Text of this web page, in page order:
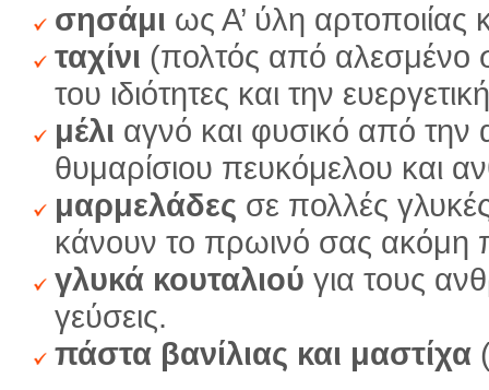
σησάμι ως Α’ ύλη αρτοποιίας
ταχίνι (πολτός από αλεσμένο
του ιδιότητες και την
μέλι αγνό και φυσικό από την
θυμαρίσιου πευκόμελου και
μαρμελάδες σε πολλές
κάνουν το πρωινό σας ακόμη
γλυκά κουταλιού για τους
γεύσεις.
πάστα βανίλιας και μαστίχα